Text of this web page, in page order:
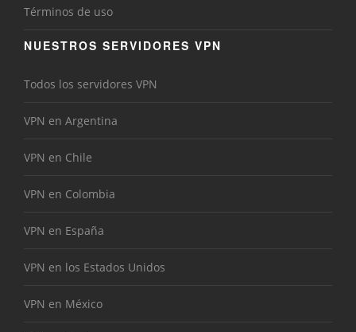
Términos de uso
NUESTROS SERVIDORES VPN
Todos los servidores VPN
VPN en Argentina
VPN en Chile
VPN en Colombia
VPN en España
VPN en los Estados Unidos
VPN en México